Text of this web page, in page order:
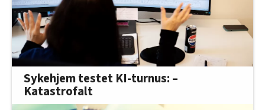
Sykehjem testet KI-turnus: –
Katastrofalt